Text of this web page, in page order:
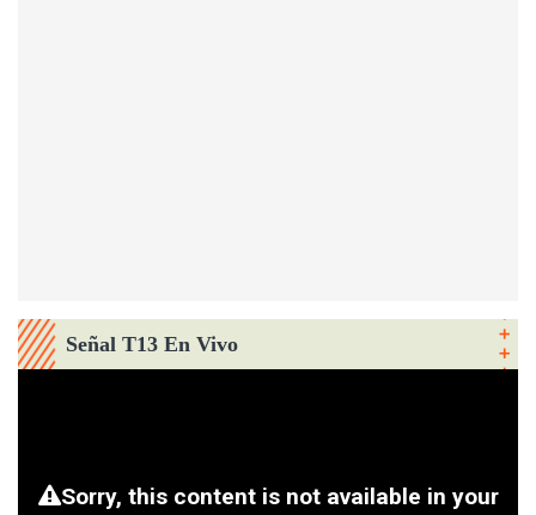
Señal T13 En Vivo